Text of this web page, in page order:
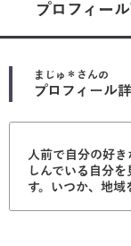
プロフィー
まじゅ＊ さんの
プロフィール
人前で自分の好き
しんでいる自分
す。いつか、地域